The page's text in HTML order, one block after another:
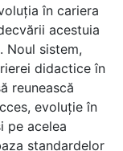
în cariera
acestuia
Noul sistem,
didactice în
reunească
evoluție în
pe acelea
standardelor